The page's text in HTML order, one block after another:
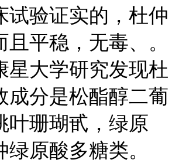
试验证实的，杜仲
平稳，无毒、。
星大学研究发现杜
成分是松酯醇二葡
叶珊瑚甙，绿原
原酸多糖类。